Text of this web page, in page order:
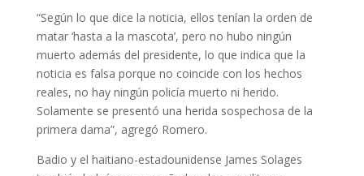
“Según lo que dice la noticia, ellos tenían la orden de
matar ‘hasta a la mascota’, pero no hubo ningún
muerto además del presidente, lo que indica que la
noticia es falsa porque no coincide con los hechos
reales, no hay ningún policía muerto ni herido.
Solamente se presentó una herida sospechosa de la
primera dama”, agregó Romero.
Badio y el haitiano-estadounidense James Solages